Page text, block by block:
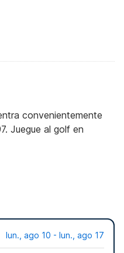
convenientemente
Juegue al golf en
lun., ago 10 - lun., ago 17